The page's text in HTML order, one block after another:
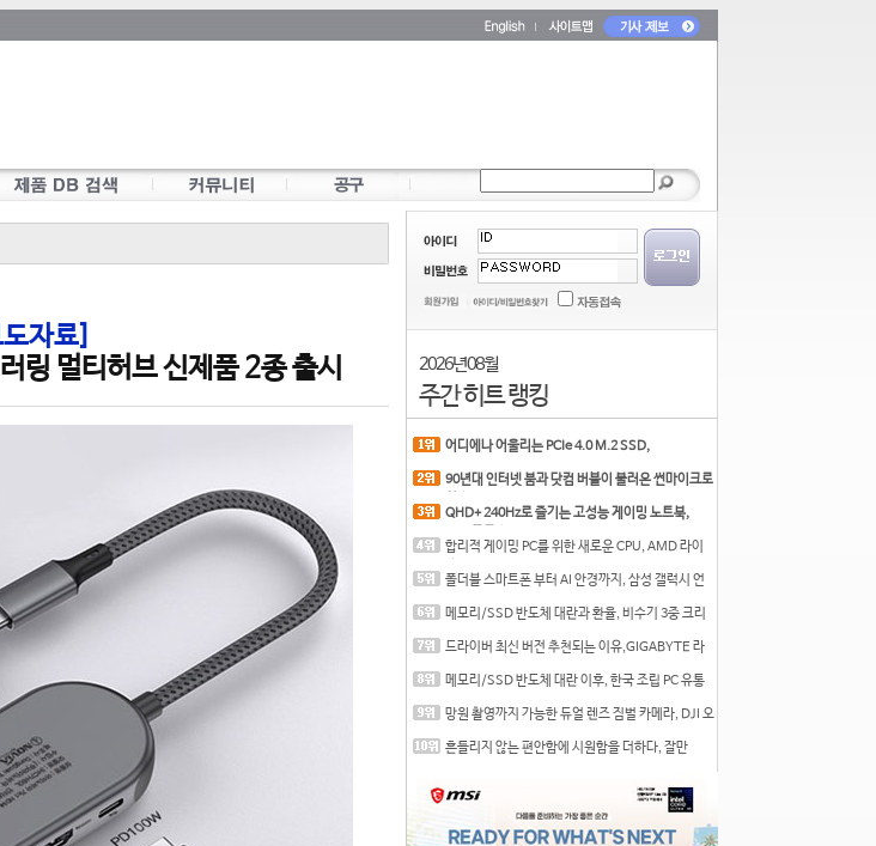
자료]
멀티허브 신제품 2종 출시 2026년 08월
주간 히트 랭킹
어디에나 어울리는 PCIe 4.0 M.2 SSD,
90년대 인터넷 붐과 닷컴 버블이 불러온 썬마이크로
QHD+ 240Hz로 즐기는 고성능 게이밍 노트북,
합리적 게이밍 PC를 위한 새로운 CPU, AMD 라이
폴더블 스마트폰 부터 AI 안경까지, 삼성 갤럭시 언
메모리/SSD 반도체 대란과 환율, 비수기 3중 크리
드라이버 최신 버전 추천되는 이유,GIGABYTE 라
메모리/SSD 반도체 대란 이후, 한국 조립 PC 유통
망원 촬영까지 가능한 듀얼 렌즈 짐벌 카메라, DJI 오
흔들리지 않는 편안함에 시원함을 더하다, 잘만